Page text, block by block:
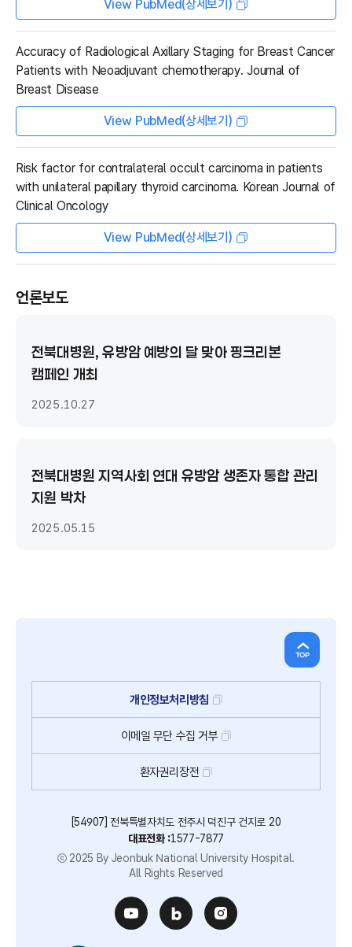
View PubMed(상세보기)
Accuracy of Radiological Axillary Staging for Breast Cancer
Patients with Neoadjuvant chemotherapy. Journal of
Breast Disease
View PubMed(상세보기)
Risk factor for contralateral occult carcinoma in patients
with unilateral papillary thyroid carcinoma. Korean Journal of
Clinical Oncology
View PubMed(상세보기)
언론보도
전북대병원, 유방암 예방의 달 맞아 핑크리본
캠페인 개최
2025.10.27
전북대병원 지역사회 연대 유방암 생존자 통합 관리
지원 박차
2025.05.15
개인정보처리방침
이메일 무단 수집 거부
환자권리장전
[54907] 전북특별자치도 전주시 덕진구 건지로 20
대표전화 :1577-7877
ⓒ 2025 By Jeonbuk National University Hospital.
All Rights Reserved